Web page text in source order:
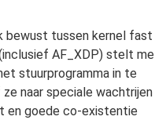
bewust tussen kernel fast
AF_XDP) stelt me
stuurprogramma in te
naar speciale wachtrijen
en goede co-existentie